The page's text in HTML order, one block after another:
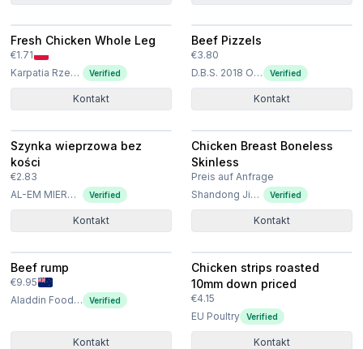
Fresh Chicken Whole Leg
€1.71
Karpatia Rzeszów Sp. z o.o.
Verified
Kontakt
Beef Pizzels
€3.80
D.B.S. 2018 OOD
Verified
Kontakt
Szynka wieprzowa bez
kości
€2.83
AL-EM MIERNIK SPÓŁKA Z OGRANICZONĄ ODPOWIEDZIALNOŚCIĄ
Verified
Kontakt
Chicken Breast Boneless
Skinless
Preis auf Anfrage
Shandong Jierun International Trade Co., Ltd
Verified
Kontakt
Beef rump
€9.95
Aladdin Food Solutions Ltd
Verified
Kontakt
Chicken strips roasted
10mm down priced
€4.15
EU Poultry
Verified
Kontakt